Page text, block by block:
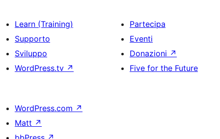
Learn (Training)
Supporto
Sviluppo
WordPress.tv ↗
Partecipa
Eventi
Donazioni ↗
Five for the Future
WordPress.com ↗
Matt ↗